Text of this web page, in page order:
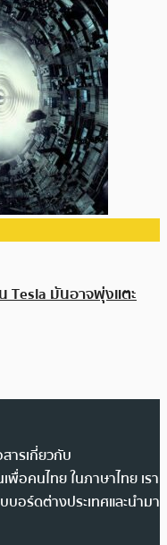
Tesla มันอาจพุ่งแตะ
ารเกี่ยวกับ
พื่อคนไทย ในภาษาไทย เรา
บอร์ดต่างประเทศและนำมา